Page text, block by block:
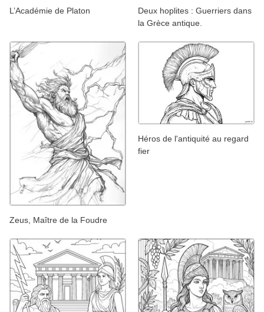
L’Académie de Platon
Deux hoplites : Guerriers dans
la Grèce antique.
Zeus, Maître de la Foudre
Héros de l'antiquité au regard
fier